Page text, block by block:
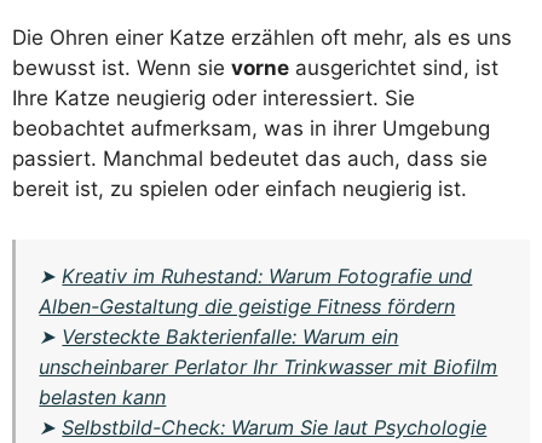
Die Ohren einer Katze erzählen oft mehr, als es uns
bewusst ist. Wenn sie vorne ausgerichtet sind, ist
Ihre Katze neugierig oder interessiert. Sie
beobachtet aufmerksam, was in ihrer Umgebung
passiert. Manchmal bedeutet das auch, dass sie
bereit ist, zu spielen oder einfach neugierig ist.
➤ Kreativ im Ruhestand: Warum Fotografie und
Alben-Gestaltung die geistige Fitness fördern
➤ Versteckte Bakterienfalle: Warum ein
unscheinbarer Perlator Ihr Trinkwasser mit Biofilm
belasten kann
➤Selbstbild-Check: Warum Sie laut Psychologie